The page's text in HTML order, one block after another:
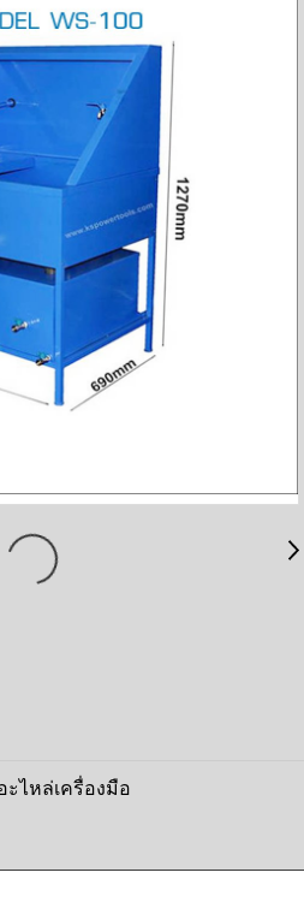
ไหล่เครื่องมือ